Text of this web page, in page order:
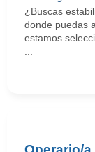
¿Buscas
donde puedas
estamos